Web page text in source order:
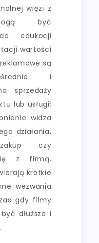
więzi z
być
edukacji
wartości
są
i
sprzedaży
lub usługi;
widza
działania,
czy
z firmą.
krótkie
wezwania
gdy filmy
dłuższe i